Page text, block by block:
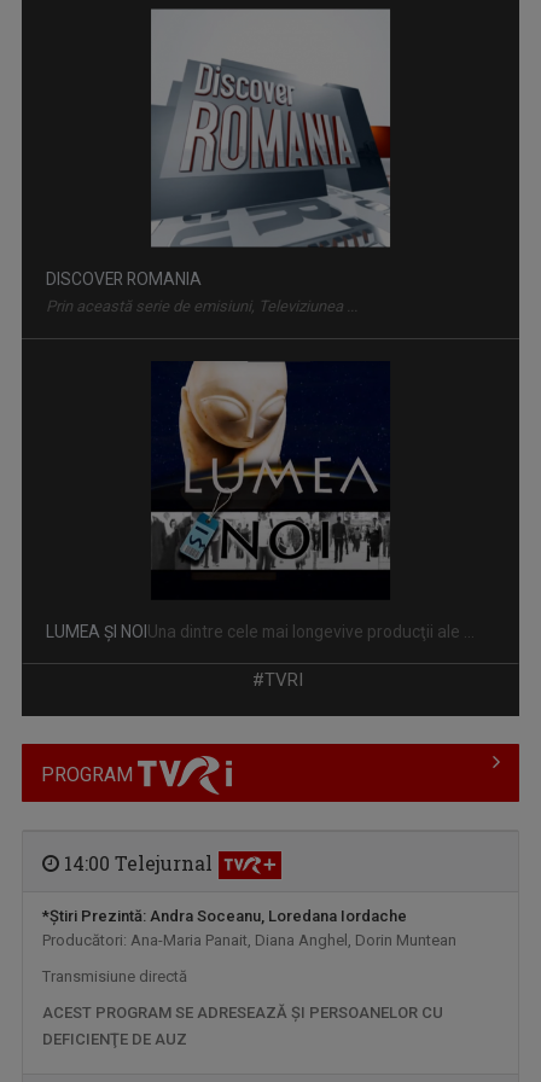
DISCOVER ROMANIA
Prin această serie de emisiuni, Televiziunea ...
LUMEA ŞI NOI Una dintre cele mai longevive producţii ale ...
Povești spectaculoase ale românilor care s-au ...
#TVRI
PROGRAM
14:00 Telejurnal
*Ştiri Prezintă: Andra Soceanu, Loredana Iordache
Producători: Ana-Maria Panait, Diana Anghel, Dorin Muntean
Transmisiune directă
ACEST PROGRAM SE ADRESEAZĂ ŞI PERSOANELOR CU
DEFICIENŢE DE AUZ